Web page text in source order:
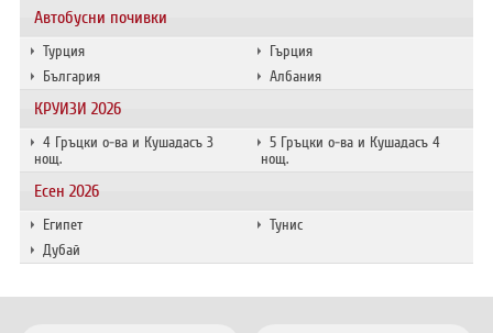
Автобусни почивки
Турция
Гърция
България
Албания
КРУИЗИ 2026
4 Гръцки о-ва и Кушадасъ 3
нощ.
5 Гръцки о-ва и Кушадасъ 4
нощ.
Есен 2026
Египет
Тунис
Дубай